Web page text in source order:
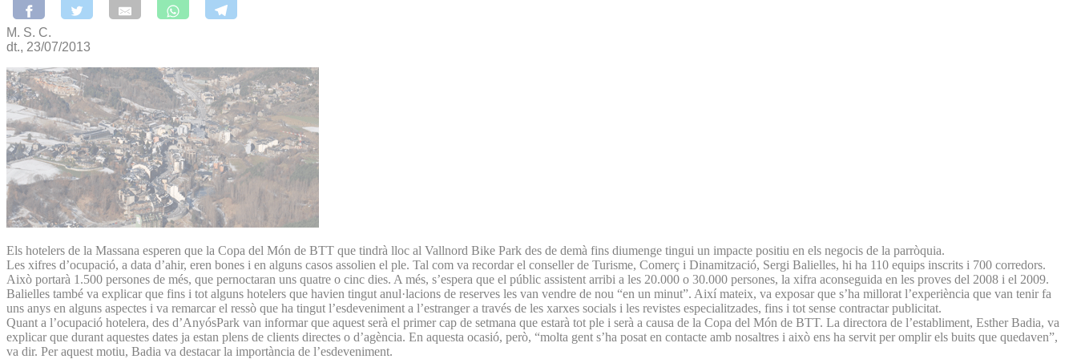
M. S. C.
dt., 23/07/2013
Els hotelers de la Massana esperen que la Copa del Món de BTT que tindrà lloc al Vallnord Bike Park des de demà fins diumenge tingui un impacte positiu en els negocis de la parròquia.
Les xifres d’ocupació, a data d’ahir, eren bones i en alguns casos assolien el ple. Tal com va recordar el conseller de Turisme, Comerç i Dinamització, Sergi Balielles, hi ha 110 equips inscrits i 700 corredors.
Això portarà 1.500 persones de més, que pernoctaran uns quatre o cinc dies. A més, s’espera que el públic assistent arribi a les 20.000 o 30.000 persones, la xifra aconseguida en les proves del 2008 i el 2009.
Balielles també va explicar que fins i tot alguns hotelers que havien tingut anul·lacions de reserves les van vendre de nou “en un minut”. Així mateix, va exposar que s’ha millorat l’experiència que van tenir fa
uns anys en alguns aspectes i va remarcar el ressò que ha tingut l’esdeveniment a l’estranger a través de les xarxes socials i les revistes especialitzades, fins i tot sense contractar publicitat.
Quant a l’ocupació hotelera, des d’AnyósPark van informar que aquest serà el primer cap de setmana que estarà tot ple i serà a causa de la Copa del Món de BTT. La directora de l’establiment, Esther Badia, va
explicar que durant aquestes dates ja estan plens de clients directes o d’agència. En aquesta ocasió, però, “molta gent s’ha posat en contacte amb nosaltres i això ens ha servit per omplir els buits que quedaven”,
va dir. Per aquest motiu, Badia va destacar la importància de l’esdeveniment.